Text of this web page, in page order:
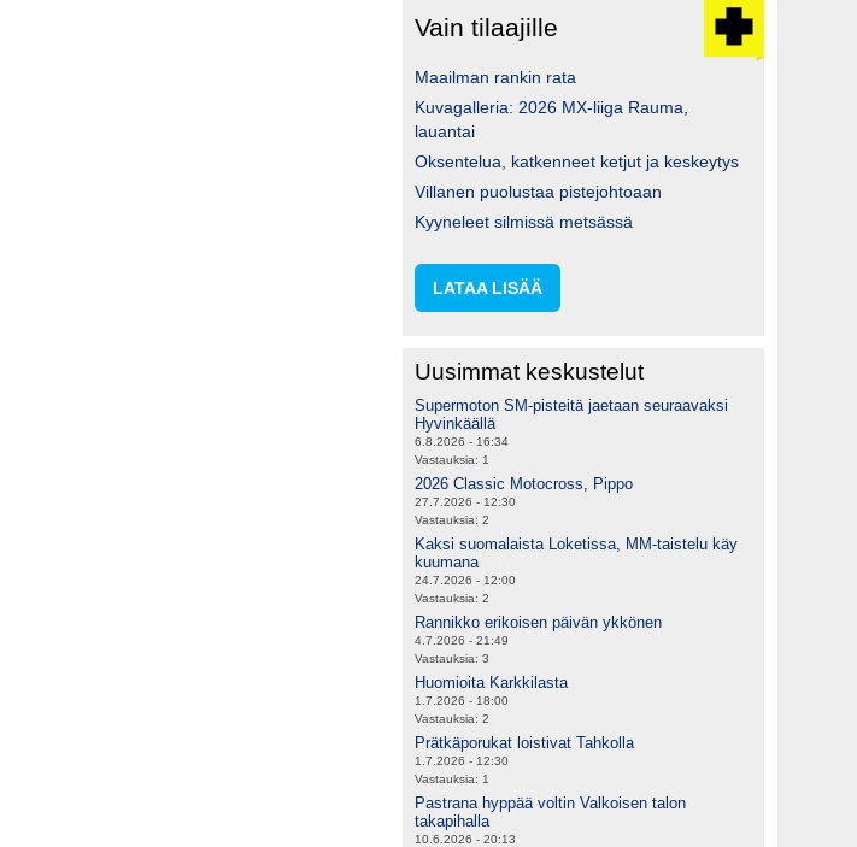
Vain tilaajille
Maailman rankin rata
Kuvagalleria: 2026 MX-liiga Rauma,
lauantai
Oksentelua, katkenneet ketjut ja keskeytys
Villanen puolustaa pistejohtoaan
Kyyneleet silmissä metsässä
LATAA LISÄÄ
Uusimmat keskustelut
Supermoton SM-pisteitä jaetaan seuraavaksi
Hyvinkäällä
6.8.2026 - 16:34
Vastauksia: 1
2026 Classic Motocross, Pippo
27.7.2026 - 12:30
Vastauksia: 2
Kaksi suomalaista Loketissa, MM-taistelu käy
kuumana
24.7.2026 - 12:00
Vastauksia: 2
Rannikko erikoisen päivän ykkönen
4.7.2026 - 21:49
Vastauksia: 3
Huomioita Karkkilasta
1.7.2026 - 18:00
Vastauksia: 2
Prätkäporukat loistivat Tahkolla
1.7.2026 - 12:30
Vastauksia: 1
Pastrana hyppää voltin Valkoisen talon
takapihalla
10.6.2026 - 20:13